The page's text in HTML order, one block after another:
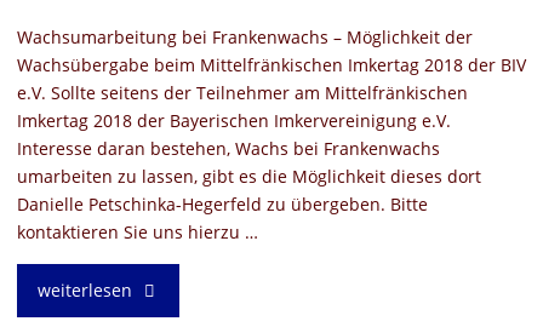
Wachsumarbeitung bei Frankenwachs – Möglichkeit der
Wachsübergabe beim Mittelfränkischen Imkertag 2018 der BIV
e.V. Sollte seitens der Teilnehmer am Mittelfränkischen
Imkertag 2018 der Bayerischen Imkervereinigung e.V.
Interesse daran bestehen, Wachs bei Frankenwachs
umarbeiten zu lassen, gibt es die Möglichkeit dieses dort
Danielle Petschinka-Hegerfeld zu übergeben. Bitte
kontaktieren Sie uns hierzu …
weiterlesen"Mittelfränkischer